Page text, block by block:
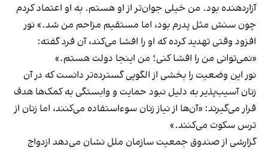
آزاردهنده بود. من خیلی جوان‌تر از او هستم. به او اعتماد کردم
چون سنش مثل پدرم بود، اما مستقیم مزاحم من شد.» نور
افزود وقتی تهدید کرده که او را افشا می‌کند، آن فرد گفته:
«نمی‌توانی من را افشا کنی؛ من اینجا دولت هستم.»
نور این وضعیت را بخشی از الگویی گسترده‌تر دانست که در آن
زنان آسیب‌پذیر به دلیل نبود حمایت و وابستگی به کمک‌ها هدف
قرار می‌گیرند: «آن‌ها از نیاز زنان سوءاستفاده می‌کنند، اما زنان از
ترس سکوت می‌کنند.»
گزارشی از صندوق جمعیت سازمان ملل نشان می‌دهد ازدواج